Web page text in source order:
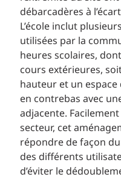
débarcadères à
L’école inclut
utilisées par la
heures scolaires,
cours extérieures,
hauteur et un
en contrebas avec
adjacente.
secteur, cet
répondre de façon
des différents
d’éviter le